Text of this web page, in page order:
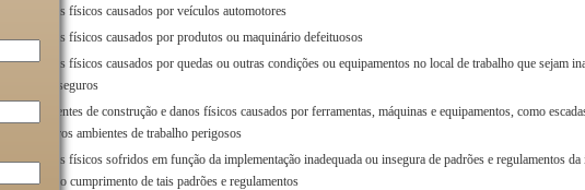
Danos físicos causados por veículos automotores
Danos físicos causados por produtos ou maquinário defeituosos
Danos físicos causados por quedas ou outras condições ou equipamentos no local de trabalho que sejam
ou inseguros
Acidentes de construção e danos físicos causados por ferramentas, máquinas e equipamentos, como
e outros ambientes de trabalho perigosos
Danos físicos sofridos em função da implementação inadequada ou insegura de padrões e regulamentos
do não cumprimento de tais padrões e regulamentos